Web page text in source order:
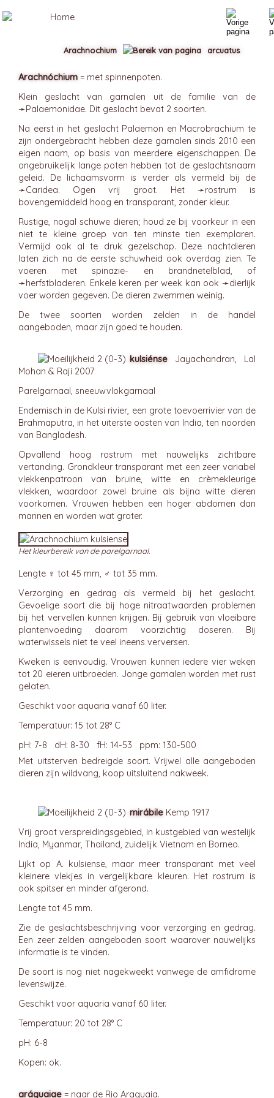
Arachnóchium = met spinnenpoten.
Klein geslacht van garnalen uit de familie van de
➛Palaemonidae. Dit geslacht bevat 2 soorten.
Na eerst in het geslacht Palaemon en Macrobrachium te
zijn ondergebracht hebben deze garnalen sinds 2010 een
eigen naam, op basis van meerdere eigenschappen. De
ongebruikelijk lange poten hebben tot de geslachtsnaam
geleid. De lichaamsvorm is verder als vermeld bij de
➛Caridea. Ogen vrij groot. Het ➛rostrum is
bovengemiddeld hoog en transparant, zonder kleur.
Rustige, nogal schuwe dieren; houd ze bij voorkeur in een
niet te kleine groep van ten minste tien exemplaren.
Vermijd ook al te druk gezelschap. Deze nachtdieren
laten zich na de eerste schuwheid ook overdag zien. Te
voeren met spinazie- en brandnetelblad, of
➛herfstbladeren. Enkele keren per week kan ook ➛dierlijk
voer worden gegeven. De dieren zwemmen weinig.
De twee soorten worden zelden in de handel
aangeboden, maar zijn goed te houden.
kulsiénse Jayachandran, Lal
Mohan & Raji 2007
Parelgarnaal, sneeuwvlokgarnaal
Endemisch in de Kulsi rivier, een grote toevoerrivier van de
Brahmaputra, in het uiterste oosten van India, ten noorden
van Bangladesh.
Opvallend hoog rostrum met nauwelijks zichtbare
vertanding. Grondkleur transparant met een zeer variabel
vlekkenpatroon van bruine, witte en crèmekleurige
vlekken, waardoor zowel bruine als bijna witte dieren
voorkomen. Vrouwen hebben een hoger abdomen dan
mannen en worden wat groter.
Het kleurbereik van de parelgarnaal.
Lengte ♀ tot 45 mm, ♂ tot 35 mm.
Verzorging en gedrag als vermeld bij het geslacht.
Gevoelige soort die bij hoge nitraatwaarden problemen
bij het vervellen kunnen krijgen. Bij gebruik van vloeibare
plantenvoeding daarom voorzichtig doseren. Bij
waterwissels niet te veel ineens verversen.
Kweken is eenvoudig. Vrouwen kunnen iedere vier weken
tot 20 eieren uitbroeden. Jonge garnalen worden met rust
gelaten.
Geschikt voor aquaria vanaf 60 liter.
Temperatuur: 15 tot 28° C
pH: 7-8 dH: 8-30 fH: 14-53 ppm: 130-500
Met uitsterven bedreigde soort. Vrijwel alle aangeboden
dieren zijn wildvang, koop uitsluitend nakweek.
mirábile Kemp 1917
Vrij groot verspreidingsgebied, in kustgebied van westelijk
India, Myanmar, Thailand, zuidelijk Vietnam en Borneo.
Lijkt op A. kulsiense, maar meer transparant met veel
kleinere vlekjes in vergelijkbare kleuren. Het rostrum is
ook spitser en minder afgerond.
Lengte tot 45 mm.
Zie de geslachtsbeschrijving voor verzorging en gedrag.
Een zeer zelden aangeboden soort waarover nauwelijks
informatie is te vinden.
De soort is nog niet nagekweekt vanwege de amfidrome
levenswijze.
Geschikt voor aquaria vanaf 60 liter.
Temperatuur: 20 tot 28° C
pH: 6-8
Kopen: ok.
aráguaiae = naar de Rio Araguaia.
Arachnochium arcuatus